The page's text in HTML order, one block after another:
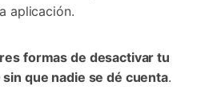
aplicación.
formas de desactivar tu
que nadie se dé cuenta.